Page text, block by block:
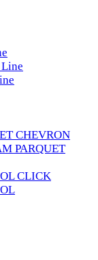
CHEVRON
PARQUET
CLICK